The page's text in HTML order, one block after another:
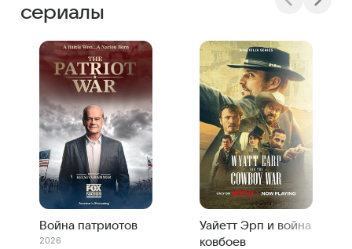
сериалы
Война патриотов
2026
Уайетт Эрп и война
ковбоев